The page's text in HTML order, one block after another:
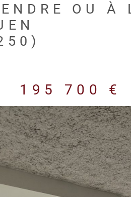
OU À
195 700 €